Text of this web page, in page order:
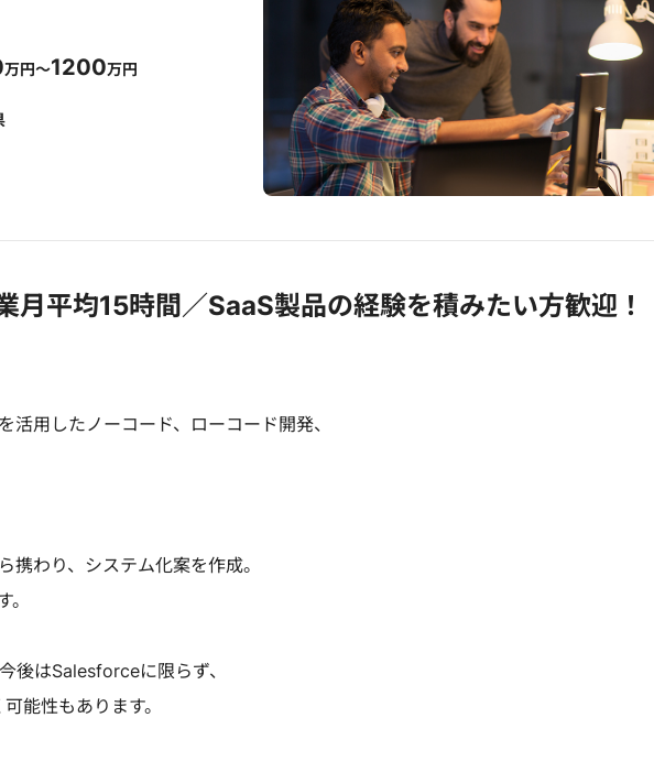
万円～1200万円
平均15時間／SaaS製品の経験を積みたい方歓迎！
用したノーコード、ローコード開発、
携わり、システム化案を作成。
後はSalesforceに限らず、
能性もあります。